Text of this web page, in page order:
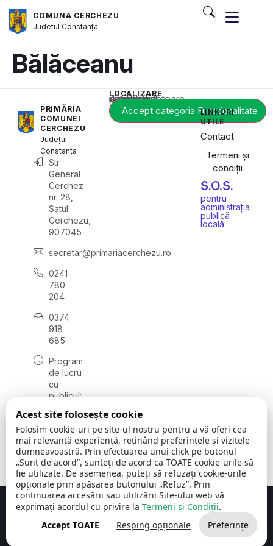
COMUNA CERCHEZU
JudețulConstanța
Bălăceanu
PRIMĂRIA
COMUNEI
CERCHEZU
Județul
Constanța
Str.
General
Cerchez
nr. 28,
Satul
Cerchezu,
907045
secretar@primariacerchezu.ro
0241
780
204
0374
918
685
Program
de lucru
cu
publicul:
08:00 -
16:30
, vineri:
08:00 -
14:00
LOCALIZARE
Acest conținut este blocat până când acceptați categoria corespunzătoare de cookie-uri.
Accept categoria Funcționalitate
LINKURI
UTILE
Contact
Termeni și
condiții
S.O.S.
pentru
administrația
publică
locală
Comuna Cerchezu © 2026Toate drepturile rezervate
Concept realizat de Big Media Relații Publice SRL
Acest site folosește cookie
Folosim cookie-uri pe site-ul nostru pentru a vă oferi cea
mai relevantă experiență, reținând preferințele și vizitele
dumneavoastră. Prin efectuarea unui click pe butonul
„Sunt de acord”, sunteți de acord ca TOATE cookie-urile să
fie utilizate. De asemenea, puteți să refuzați cookie-urile
opționale prin apăsarea butonului „Refuz”. Prin
continuarea accesării sau utilizării Site-ului web vă
exprimați acordul cu privire la Termeni și Condiții.
Accept TOATE
Resping opționale Preferințe